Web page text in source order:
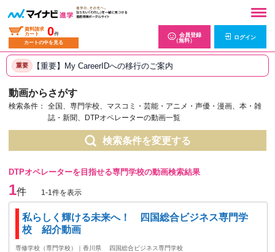
資料請求
カート
0件
カートの中を見る
会員登録
（無料）
ログイン
重要 【重要】My CareerIDへの移行のご案内
動画からさがす
検索条件：
全国、専門学校、マスコミ・芸能・アニメ・声優・漫画、本・雑
誌・新聞、DTPオペレーターの動画一覧
検索条件を変更する
DTPオペレーターを目指せる専門学校の動画検索結果
1件 1-1件を表示
私らしく輝ける未来へ！ 四国総合ビジネス専門学
校 紹介動画
専修学校（専門学校）｜香川県 四国総合ビジネス専門学校